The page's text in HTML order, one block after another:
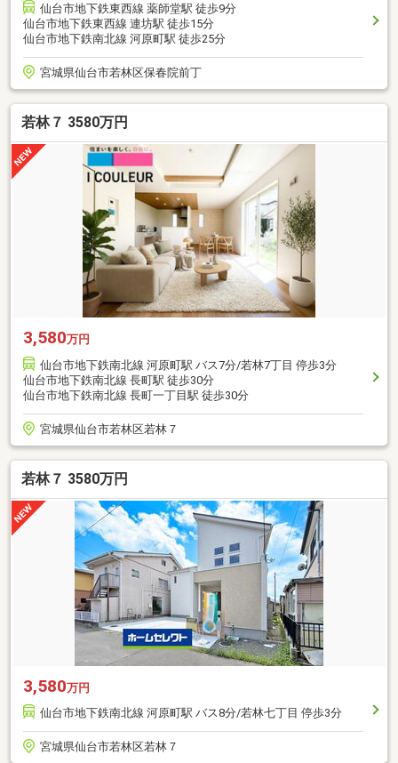
仙台市地下鉄東西線 薬師堂駅 徒歩9分
仙台市地下鉄東西線 連坊駅 徒歩15分
仙台市地下鉄南北線 河原町駅 徒歩25分
宮城県仙台市若林区保春院前丁
若林７ 3580万円
3,580万円
仙台市地下鉄南北線 河原町駅 バス7分/若林7丁目 停歩3分
仙台市地下鉄南北線 長町駅 徒歩30分
仙台市地下鉄南北線 長町一丁目駅 徒歩30分
宮城県仙台市若林区若林７
若林７ 3580万円
3,580万円
仙台市地下鉄南北線 河原町駅 バス8分/若林七丁目 停歩3分
宮城県仙台市若林区若林７